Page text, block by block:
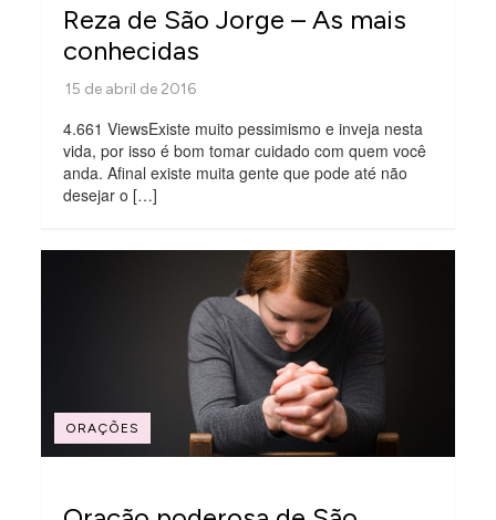
Reza de São Jorge – As mais
conhecidas
4.661 ViewsExiste muito pessimismo e inveja nesta
vida, por isso é bom tomar cuidado com quem você
anda. Afinal existe muita gente que pode até não
desejar o […]
ORAÇÕES